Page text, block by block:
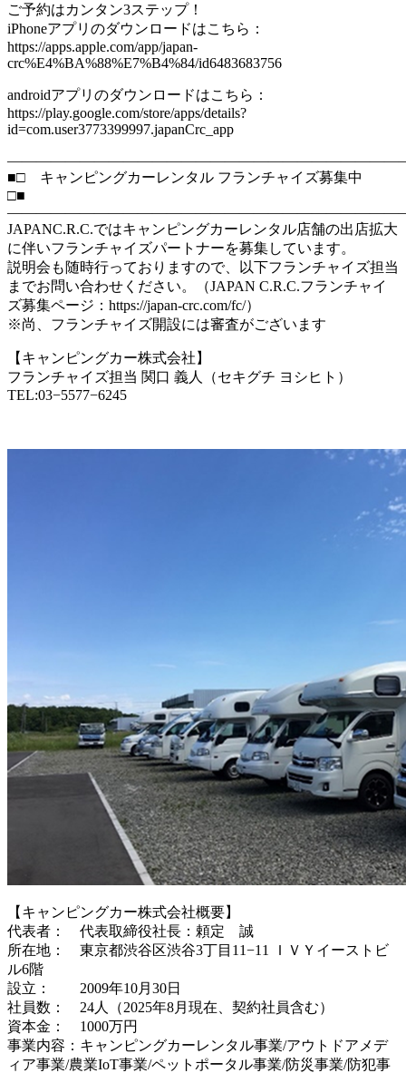
ご予約はカンタン3ステップ！
iPhoneアプリのダウンロードはこちら：
https://apps.apple.com/app/japan-
crc%E4%BA%88%E7%B4%84/id6483683756
androidアプリのダウンロードはこちら：
https://play.google.com/store/apps/details?
id=com.user3773399997.japanCrc_app
■□ キャンピングカーレンタル フランチャイズ募集中
□■
JAPANC.R.C.ではキャンピングカーレンタル店舗の出店拡大
に伴いフランチャイズパートナーを募集しています。
説明会も随時行っておりますので、以下フランチャイズ担当
までお問い合わせください。（JAPAN C.R.C.フランチャイ
ズ募集ページ：https://japan-crc.com/fc/）
※尚、フランチャイズ開設には審査がございます
【キャンピングカー株式会社】
フランチャイズ担当 関口 義人（セキグチ ヨシヒト）
TEL:03−5577−6245
【キャンピングカー株式会社概要】
代表者： 代表取締役社長：頼定 誠
所在地： 東京都渋谷区渋谷3丁目11−11 ＩＶＹイーストビ
ル6階
設立： 2009年10月30日
社員数： 24人（2025年8月現在、契約社員含む）
資本金： 1000万円
事業内容：キャンピングカーレンタル事業/アウトドアメデ
ィア事業/農業IoT事業/ペットポータル事業/防災事業/防犯事